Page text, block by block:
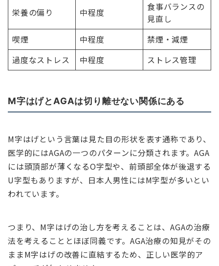
栄養の偏り 中程度
食事バランスの
見直し
喫煙
中程度
禁煙・減煙
過度なストレス
中程度 ストレス管理
M字はげとAGAは切り離せない関係にある
M字はげという言葉は見た目の形状を表す通称であり、
医学的にはAGAの一つのパターンに分類されます。AGA
には頭頂部が薄くなるO字型や、前頭部全体が後退する
U字型もありますが、日本人男性にはM字型が多いとい
われています。
つまり、M字はげの治し方を考えることは、AGAの治療
法を考えることとほぼ同義です。AGA治療の知見がその
ままM字はげの改善に直結するため、正しい医学的ア